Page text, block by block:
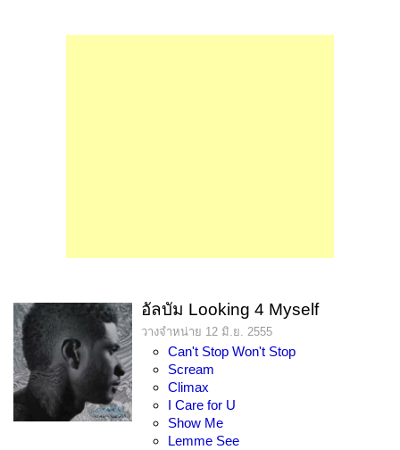
อัลบัม Looking 4 Myself
วางจำหน่าย 12 มิ.ย. 2555
Can't Stop Won't Stop
Scream
Climax
I Care for U
Show Me
Lemme See